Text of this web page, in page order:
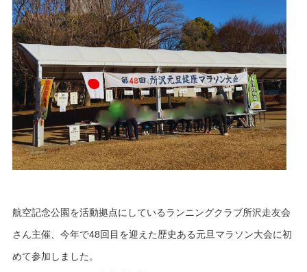
航空記念公園を活動拠点にしているランニングクラブ所沢走友会
さん主催、今年で48回目を迎えた歴史ある元旦マラソン大会に初
めて参加しました。